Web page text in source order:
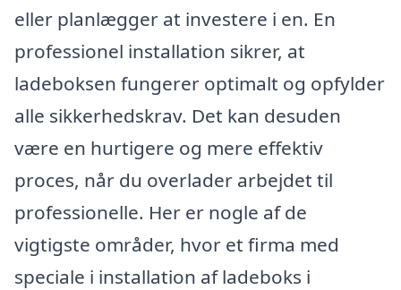
eller planlægger at investere i en. En
professionel installation sikrer, at
ladeboksen fungerer optimalt og opfylder
alle sikkerhedskrav. Det kan desuden
være en hurtigere og mere effektiv
proces, når du overlader arbejdet til
professionelle. Her er nogle af de
vigtigste områder, hvor et firma med
speciale i installation af ladeboks i